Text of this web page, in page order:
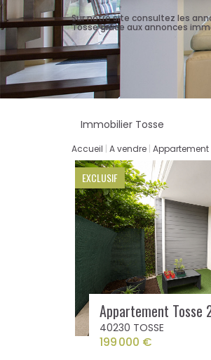
Sur notre site consultez les
Tosse grâce aux annonces
Immobilier Tosse
Accueil A vendre Appartement
EXCLUSIF
Appartement Tosse
40230 TOSSE
199 000 €